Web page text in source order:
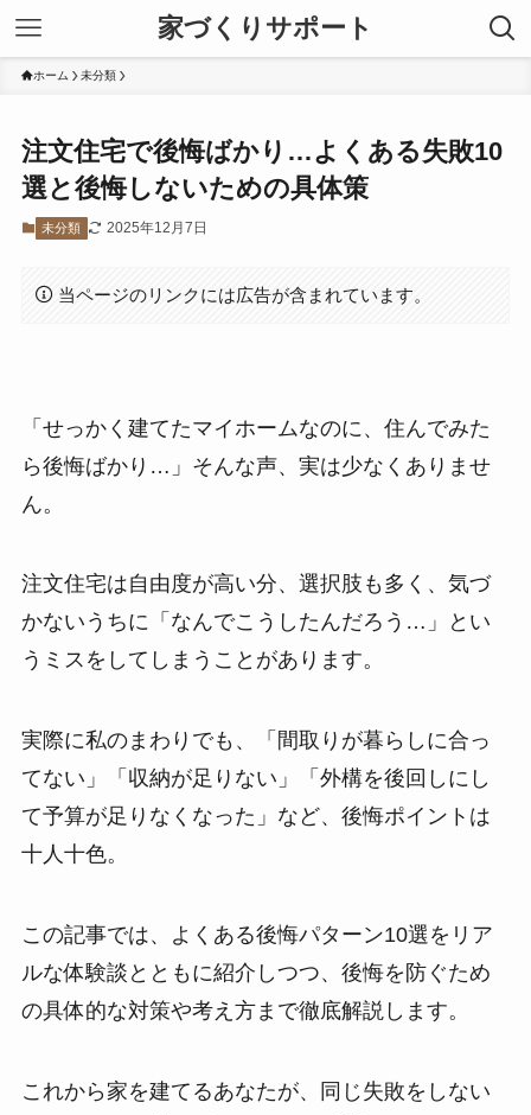
家づくりサポート
ホーム 未分類
注文住宅で後悔ばかり…よくある失敗10
選と後悔しないための具体策
未分類 2025年12月7日
当ページのリンクには広告が含まれています。
「せっかく建てたマイホームなのに、住んでみた
ら後悔ばかり…」そんな声、実は少なくありませ
ん。
注文住宅は自由度が高い分、選択肢も多く、気づ
かないうちに「なんでこうしたんだろう…」とい
うミスをしてしまうことがあります。
実際に私のまわりでも、「間取りが暮らしに合っ
てない」「収納が足りない」「外構を後回しにし
て予算が足りなくなった」など、後悔ポイントは
十人十色。
この記事では、よくある後悔パターン10選をリア
ルな体験談とともに紹介しつつ、後悔を防ぐため
の具体的な対策や考え方まで徹底解説します。
これから家を建てるあなたが、同じ失敗をしない